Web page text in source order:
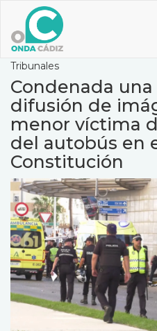
contenido
principal
Tribunales
Condenada
difusión de
menor víctima
del autobús en
Constitución